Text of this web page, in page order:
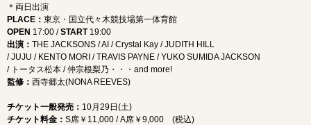
＊両日出演
PLACE ： 東京・国立代々木競技場第一体育館
OPEN 17:00 /START19:00
出演： THE JACKSONS / AI / Crystal Kay / JUDITH HILL
/ JUJU / KENTO MORI / TRAVIS PAYNE / YUKO SUMIDA JACKSON
/ トータス松本 / 仲宗根梨乃・・・and more!
監修： 西寺郷太(NONA REEVES)
チケット一般発売： 10月29日(土)
チケット料金： S席￥11,000 / A席￥9,000 (税込)